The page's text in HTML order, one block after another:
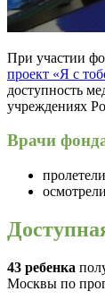
При участии
проект «Я с
доступность
учреждениях
Врачи
осмотрели
43 ребенка
Москвы по